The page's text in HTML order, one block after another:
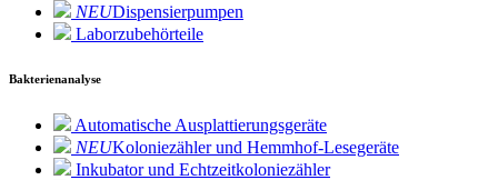
NEUDispensierpumpen
Laborzubehörteile
Bakterienanalyse
Automatische Ausplattierungsgeräte
NEUKoloniezähler und Hemmhof-Lesegeräte
Inkubator und Echtzeitkoloniezähler